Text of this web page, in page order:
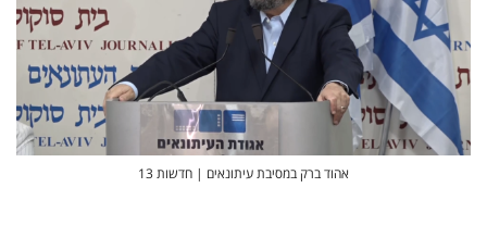
אהוד ברק במסיבת עיתונאים | חדשות 13